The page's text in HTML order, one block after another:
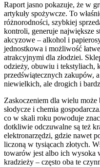
Raport jasno pokazuje, że w
artykuły spożywcze. To
różnorodności, szybkiej
kontroli, generuje największe
akcyzowe – alkohol i
jednostkowa i możliwość
atrakcyjnymi dla złodziei.
odzieży, obuwiu i tekstyliach,
przedświątecznych zakupów,
niewielkich, ale drogich i
Zaskoczeniem dla wielu
słodycze i chemia
co w skali roku powoduje
dotkliwie odczuwalne są też
elektronarzędzi, gdzie nawet
liczoną w tysiącach złotych.
towarów jest albo ich wysoka
kradzieży – często oba te